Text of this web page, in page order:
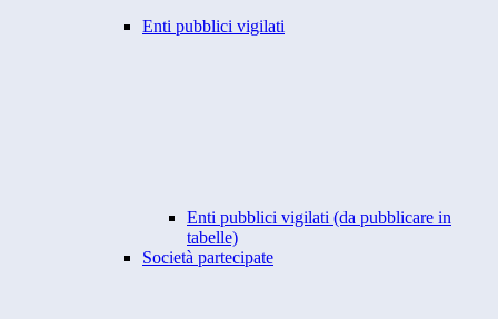
Enti pubblici vigilati
Enti pubblici vigilati (da pubblicare in
tabelle)
Società partecipate